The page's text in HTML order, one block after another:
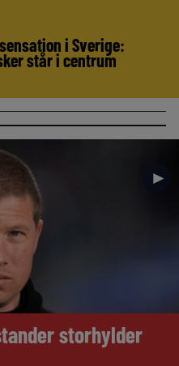
i Sverige:
står i centrum
►
storhylder